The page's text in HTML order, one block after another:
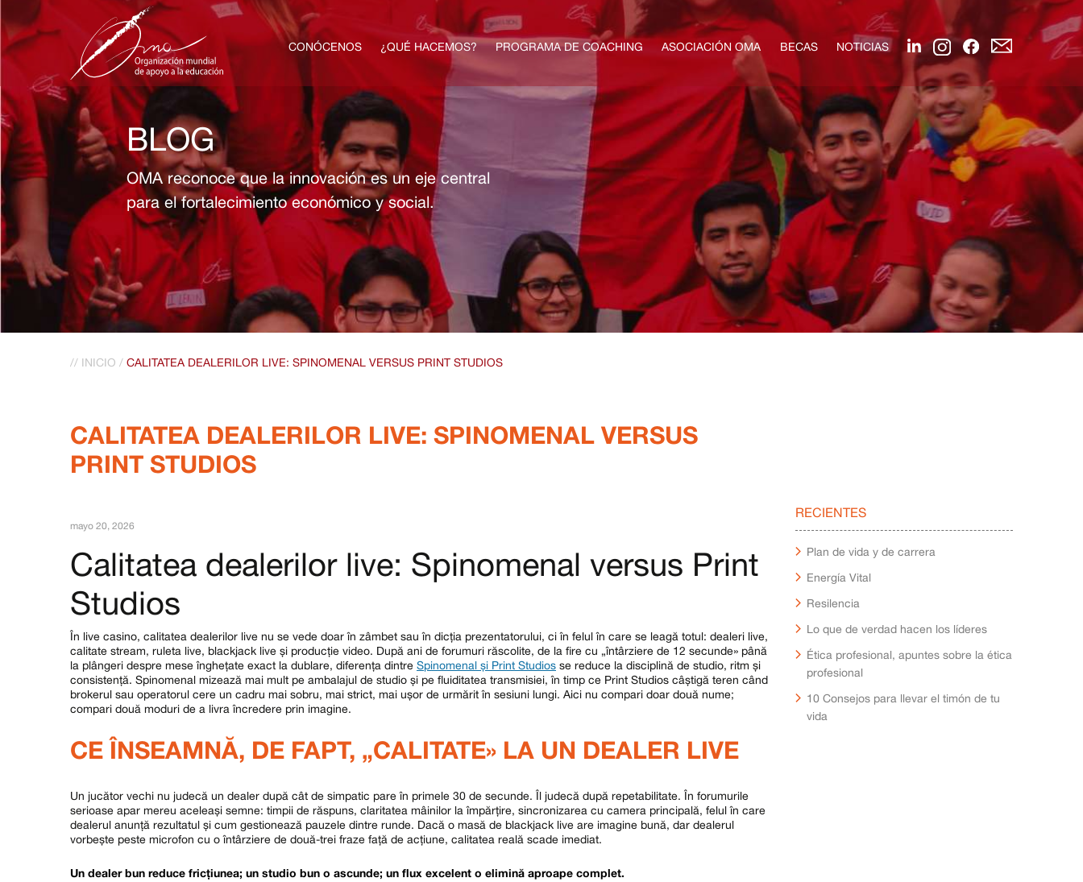
CONÓCENOS ¿QUÉ HACEMOS? PROGRAMA DE COACHING ASOCIACIÓN OMA BECAS NOTICIAS
BLOG
OMA reconoce que la innovación es un eje central
para el fortalecimiento económico y social.
// INICIO / CALITATEA DEALERILOR LIVE: SPINOMENAL VERSUS PRINT STUDIOS
CALITATEA DEALERILOR LIVE: SPINOMENAL VERSUS
PRINT STUDIOS
mayo 20, 2026
Calitatea dealerilor live: Spinomenal versus Print
Studios
În live casino, calitatea dealerilor live nu se vede doar în zâmbet sau în dicția prezentatorului, ci în felul în care se leagă totul: dealeri live,
calitate stream, ruleta live, blackjack live și producție video. După ani de forumuri răscolite, de la fire cu „întârziere de 12 secunde» până
la plângeri despre mese înghețate exact la dublare, diferența dintre Spinomenal și Print Studios se reduce la disciplină de studio, ritm și
consistență. Spinomenal mizează mai mult pe ambalajul de studio și pe fluiditatea transmisiei, în timp ce Print Studios câștigă teren când
brokerul sau operatorul cere un cadru mai sobru, mai strict, mai ușor de urmărit în sesiuni lungi. Aici nu compari doar două nume;
compari două moduri de a livra încredere prin imagine.
CE ÎNSEAMNĂ, DE FAPT, „CALITATE» LA UN DEALER LIVE
Un jucător vechi nu judecă un dealer după cât de simpatic pare în primele 30 de secunde. Îl judecă după repetabilitate. În forumurile
serioase apar mereu aceleași semne: timpii de răspuns, claritatea mâinilor la împărțire, sincronizarea cu camera principală, felul în care
dealerul anunță rezultatul și cum gestionează pauzele dintre runde. Dacă o masă de blackjack live are imagine bună, dar dealerul
vorbește peste microfon cu o întârziere de două-trei fraze față de acțiune, calitatea reală scade imediat.
Un dealer bun reduce fricțiunea; un studio bun o ascunde; un flux excelent o elimină aproape complet.
RECIENTES
Plan de vida y de carrera
Energía Vital
Resilencia
Lo que de verdad hacen los líderes
Ética profesional, apuntes sobre la ética
profesional
10 Consejos para llevar el timón de tu
vida